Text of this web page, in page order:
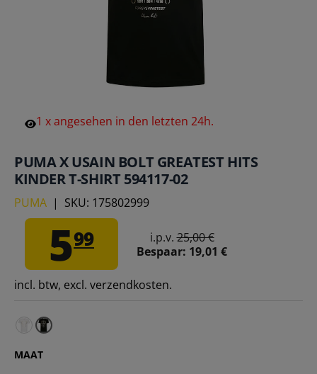
1 xangesehen in den letzten 24h.
PUMA X USAIN BOLT GREATEST HITS
KINDER T-SHIRT 594117-02
PUMA | SKU: 175802999
599 i.p.v.25,00 €
Bespaar: 19,01 €
incl. btw, excl. verzendkosten.
MAAT